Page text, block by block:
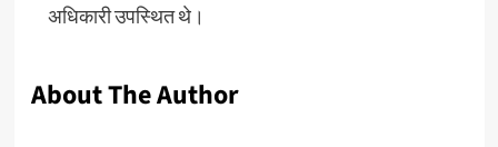
अधिकारी उपस्थित थे।
About The Author